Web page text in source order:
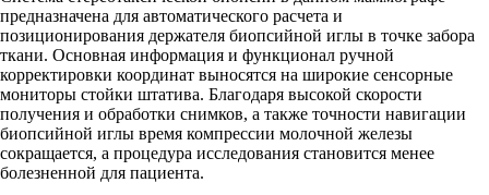
предназначена для автоматического расчета и
позиционирования держателя биопсийной иглы в точке забора
ткани. Основная информация и функционал ручной
корректировки координат выносятся на широкие сенсорные
мониторы стойки штатива. Благодаря высокой скорости
получения и обработки снимков, а также точности навигации
биопсийной иглы время компрессии молочной железы
сокращается, а процедура исследования становится менее
болезненной для пациента.